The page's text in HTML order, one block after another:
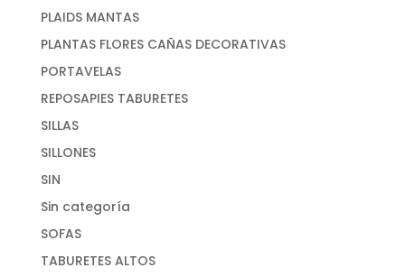
PLAIDS MANTAS
PLANTAS FLORES CAÑAS DECORATIVAS
PORTAVELAS
REPOSAPIES TABURETES
SILLAS
SILLONES
SIN
Sin categoría
SOFAS
TABURETES ALTOS